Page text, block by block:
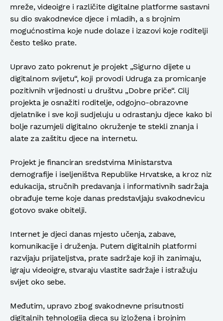
mreže, videoigre i različite digitalne platforme sastavni
su dio svakodnevice djece i mladih, a s brojnim
mogućnostima koje nude dolaze i izazovi koje roditelji
često teško prate.
Upravo zato pokrenut je projekt „Sigurno dijete u
digitalnom svijetu“, koji provodi Udruga za promicanje
pozitivnih vrijednosti u društvu „Dobre priče“. Cilj
projekta je osnažiti roditelje, odgojno-obrazovne
djelatnike i sve koji sudjeluju u odrastanju djece kako bi
bolje razumjeli digitalno okruženje te stekli znanja i
alate za zaštitu djece na internetu.
Projekt je financiran sredstvima Ministarstva
demografije i iseljeništva Republike Hrvatske, a kroz niz
edukacija, stručnih predavanja i informativnih sadržaja
obrađuje teme koje danas predstavljaju svakodnevicu
gotovo svake obitelji.
Internet je djeci danas mjesto učenja, zabave,
komunikacije i druženja. Putem digitalnih platformi
razvijaju prijateljstva, prate sadržaje koji ih zanimaju,
igraju videoigre, stvaraju vlastite sadržaje i istražuju
svijet oko sebe.
Međutim, upravo zbog svakodnevne prisutnosti
digitalnih tehnologija djeca su izložena i brojnim